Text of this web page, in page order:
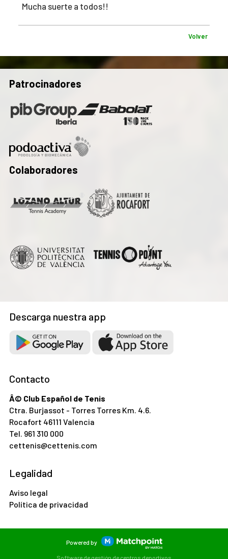
Mucha suerte a todos!!
Volver
Patrocinadores
Colaboradores
Descarga nuestra app
Contacto
Â© Club Español de Tenis
Ctra. Burjassot - Torres Torres Km. 4.6.
Rocafort 46111 Valencia
Tel. 961 310 000
cettenis@cettenis.com
Legalidad
Aviso legal
Política de privacidad
Powered by